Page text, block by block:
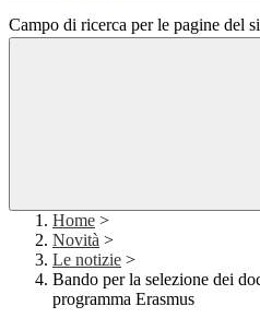
Campo di ricerca per le pagine del
Home >
Novità >
Le notizie >
Bando per la selezione dei
programma Erasmus